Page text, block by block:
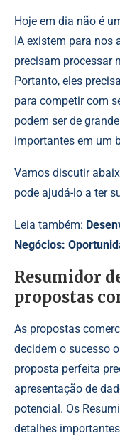
Hoje em dia não é
IA existem para nos
precisam processar
Portanto, eles
para competir com
podem ser de
importantes em um
Vamos discutir
pode ajudá-lo a ter
Leia também:
Negócios:
Resumidor
propostas
As propostas
decidem o sucesso
proposta perfeita
apresentação de
potencial. Os
detalhes